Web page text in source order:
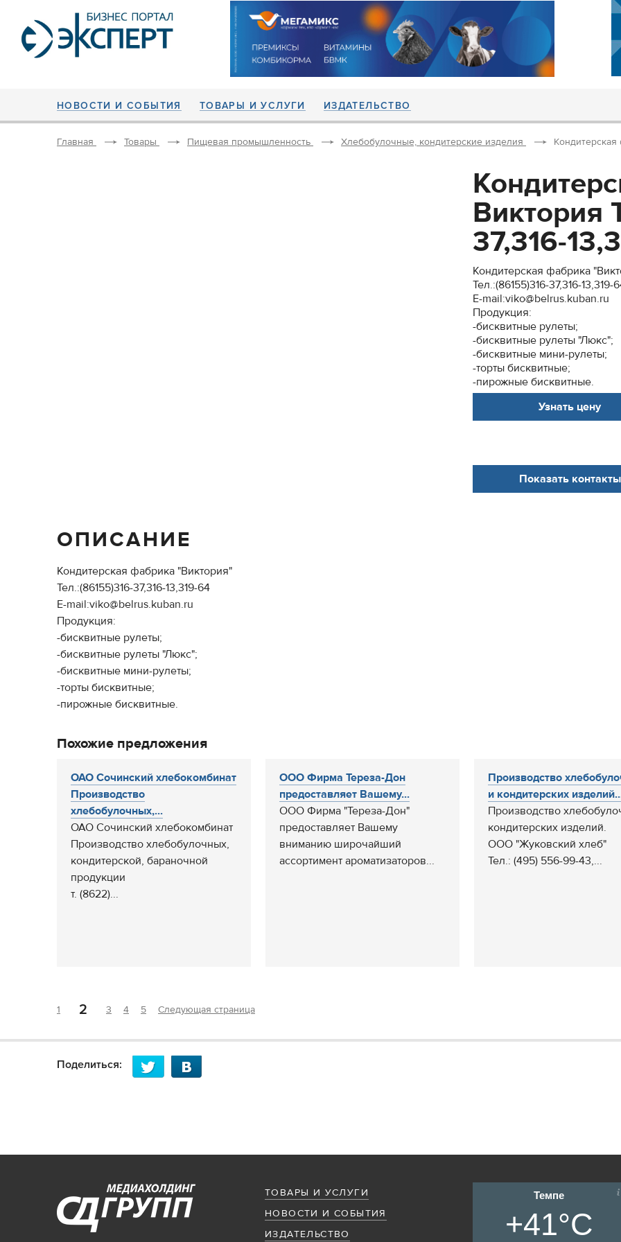
НОВОСТИ И СОБЫТИЯ ТОВАРЫ И УСЛУГИ ИЗДАТЕЛЬСТВО
Главная Товары Пищевая промышленность Хлебобулочные, кондитерские изделия Кондитерская
Виктория
37,316-
Кондитерская фабрика
Тел.:(86155)316-37,316-13,319-
E-mail:viko@belrus.kuban.ru
Продукция:
-бисквитные рулеты;
-бисквитные рулеты "Люкс";
-бисквитные мини-рулеты;
-торты бисквитные;
-пирожные бисквитные.
Узнать цену
Показать контакты
ОПИСАНИЕ
Кондитерская фабрика "Виктория"
Тел.:(86155)316-37,316-13,319-64
E-mail:viko@belrus.kuban.ru
Продукция:
-бисквитные рулеты;
-бисквитные рулеты "Люкс";
-бисквитные мини-рулеты;
-торты бисквитные;
-пирожные бисквитные.
Похожие предложения
ОАО Сочинский хлебокомбинат
Производство
хлебобулочных,...
ОАО Сочинский хлебокомбинат
Производство хлебобулочных,
кондитерской, бараночной
продукции
т. (8622)...
ООО Фирма Тереза-Дон
предоставляет Вашему...
ООО Фирма "Тереза-Дон"
предоставляет Вашему
вниманию широчайший
ассортимент ароматизаторов...
Производство
и кондитерских
Производство
кондитерских изделий.
ООО "Жуковский хлеб"
Тел.: (495) 556-99-43,...
1 2 3 4 5 Следующая страница
Поделиться:
ТОВАРЫ И УСЛУГИ
НОВОСТИ И СОБЫТИЯ
ИЗДАТЕЛЬСТВО
Темпе
+41°C